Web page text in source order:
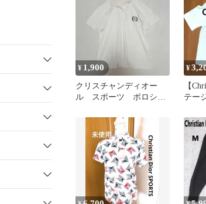
¥ 1,900
クリスチャンディオー
ル スポーツ ポロシャ
¥
【
テー